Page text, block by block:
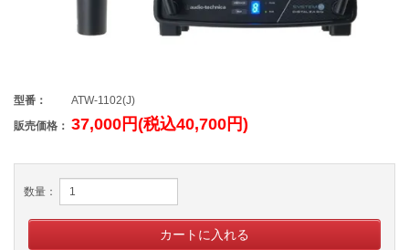
型番：
ATW-1102(J)
販売価格： 37,000円(税込40,700円)
数量：